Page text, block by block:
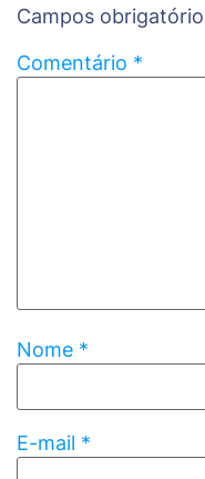
Campos
Comentário *
Nome *
E-mail *